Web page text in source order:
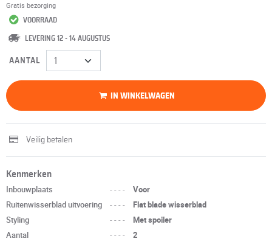
Gratis bezorging
VOORRAAD
LEVERING 12 - 14 AUGUSTUS
AANTAL
IN WINKELWAGEN
Veilig betalen
Kenmerken
Inbouwplaats ----
Voor
Ruitenwisserblad uitvoering
----
Flat blade wisserblad
Styling
----
Met spoiler
Aantal
----
2